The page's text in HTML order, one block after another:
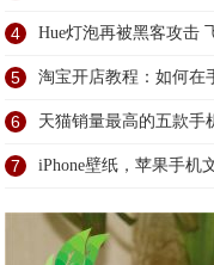
4 Hue灯泡再被黑客攻击
5 淘宝开店教程：如何在
6 天猫销量最高的五款手
7 iPhone壁纸，苹果手机